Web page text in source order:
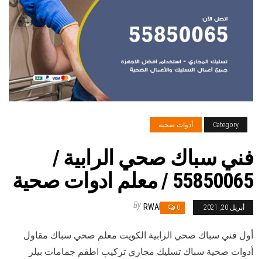
Category أدوات صحية
فني سباك صحي الرابية /
55850065 / معلم ادوات صحية
أبريل 20, 2021 0
By RWAN
أول فني سباك صحي الرابية الكويت معلم صحي سباك مقاول
أدوات صحية سباك تسليك مجاري تركيب اطقم جمامات بيلر